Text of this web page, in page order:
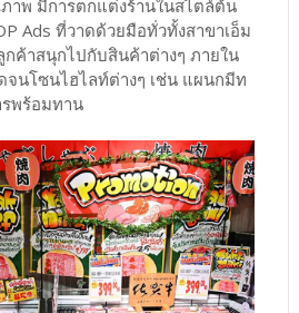
พ มีการตกแต่งร้านในสไตล์ต้น
Ads ที่วาดด้วยมือทั่วทั้งสาขาเอ็ม
กค้าสนุกไปกับสินค้าต่างๆ ภายใน
จนโซนไฮไลท์ต่างๆ เช่น แผนกมีท
รพร้อมทาน